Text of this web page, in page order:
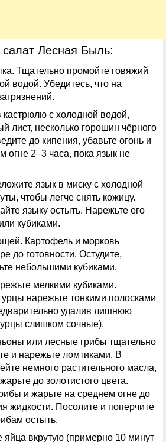
салат Лесная Быль:
Тщательно промойте говяжий
водой. Убедитесь, что на
кастрюлю с холодной водой,
лист, несколько горошин чёрного
до кипения, убавьте огонь и
огне 2–3 часа, пока язык не
язык в миску с холодной
чтобы легче снять кожицу.
языку остыть. Нарежьте его
кубиками.
Картофель и морковь
до готовности. Остудите,
небольшими кубиками.
мелкими кубиками.
нарежьте тонкими полосками
удалив лишнюю
слишком сочные).
или лесные грибы тщательно
и нарежьте ломтиками. В
немного растительного масла,
до золотистого цвета.
и жарьте на среднем огне до
жидкости. Посолите и поперчите
остыть.
яйца вкрутую (примерно 10 минут